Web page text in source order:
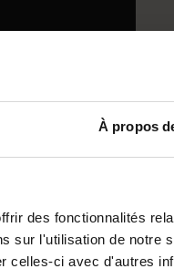
À propos
des fonctionnalités
sur l'utilisation de notre
celles-ci avec d'autres
Up
de